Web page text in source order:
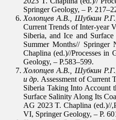
Springer Geology, – P.
Холопцев А.В., Шубкин Р.Г.
Current Trends of Inter-year
Siberia, and Ice and
Summer Months// Springer
Chaplina (ed.)//Processes in
Geology, – P.583–599.
Холопцев А.В., Шубкин Р.Г.
и др. Assessment of Current
Siberia Taking Into Account
Surface Salinity Along Its
AG 2023 T. Chaplina (ed.)//
VI, Springer Geology, – P.